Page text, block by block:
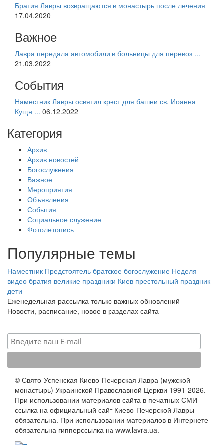
Братия Лавры возвращаются в монастырь после лечения
17.04.2020
Важное
Лавра передала автомобили в больницы для перевоз ...
21.03.2022
События
Наместник Лавры освятил крест для башни св. Иоанна
Кущн ... 06.12.2022
Категория
Архив
Архив новостей
Богослужения
Важное
Мероприятия
Объявления
События
Социальное служение
Фотолетопись
Популярные темы
Наместник Предстоятель братское богослужение Неделя
видео братия великие праздники Киев престольный праздник
дети
Еженедельная рассылка только важных обновлений
Новости, расписание, новое в разделах сайта
© Свято-Успенская Киево-Печерская Лавра (мужской
монастырь) Украинской Православной Церкви 1991-2026.
При использовании материалов сайта в печатных СМИ
ссылка на официальный сайт Киево-Печерской Лавры
обязательна. При использовании материалов в Интернете
обязательна гипперссылка на www.lavra.ua.